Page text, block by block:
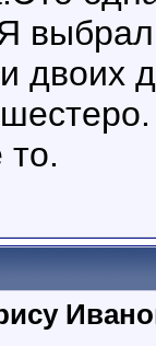
выбрал
двоих
то.